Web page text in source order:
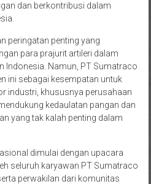
dan berkontribusi dalam
peringatan penting yang
para prajurit artileri dalam
Indonesia. Namun, PT Sumatraco
ini sebagai kesempatan untuk
industri, khususnya perusahaan
kedaulatan pangan dan
yang tak kalah penting dalam
dimulai dengan upacara
seluruh karyawan PT Sumatraco
perwakilan dari komunitas